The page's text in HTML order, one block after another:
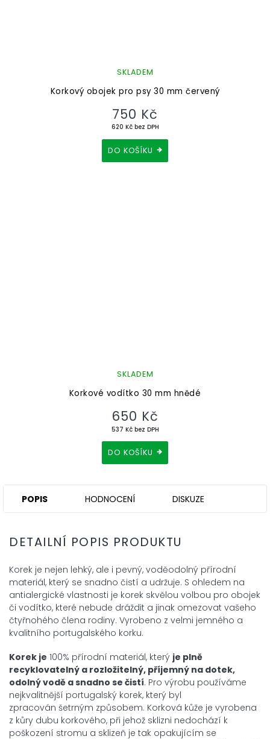
Korkový obojek pro psy 30 mm červený
SKLADEM
620 Kč bez DPH
750 Kč
DO KOŠÍKU
Korkové vodítko 30 mm hnědé
SKLADEM
537 Kč bez DPH
650 Kč
DO KOŠÍKU
POPIS HODNOCENÍ DISKUZE
DETAILNÍ POPIS PRODUKTU
Korek je nejen lehký, ale i pevný, voděodolný přírodní
materiál, který se snadno čistí a udržuje. S ohledem na
antialergické vlastnosti je korek skvělou volbou pro obojek
či vodítko, které nebude dráždit a jinak omezovat vašeho
čtyřnohého člena rodiny. Vyrobeno z velmi jemného a
kvalitního portugalského korku.
Korek je 100% přírodní materiál, který je plně
recyklovatelný a rozložitelný, příjemný na dotek,
odolný vodě a snadno se čistí. Pro výrobu používáme
nejkvalitnější portugalský korek, který byl
zpracován šetrným způsobem. Korková kůže je vyrobena
z kůry dubu korkového, při jehož sklizni nedochází k
poškození stromu a sklizeň je tak opakujícím se